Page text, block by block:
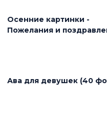
Осенние картинки -
Пожелания и
Ава для девушек (40